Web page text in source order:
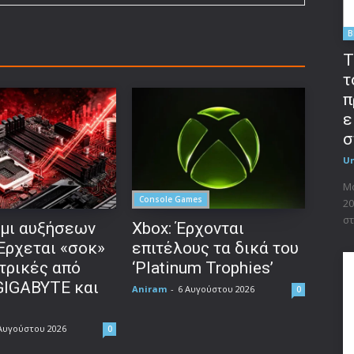
αυξήσεων
«σοκ»
από
και
2026 0
Console Games
Xbox: Έρχονται
επιτέλους τα δικά του
‘Platinum Trophies’
Aniram - 6 Αυγούστου 2026 0